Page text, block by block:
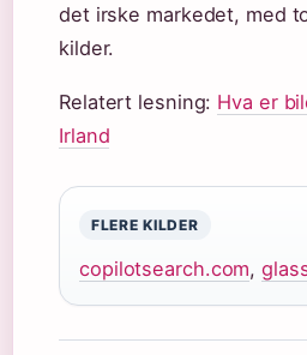
det irske markedet, med
kilder.
Relatert lesning: Hva er
Irland
FLERE KILDER
copilotsearch.com,